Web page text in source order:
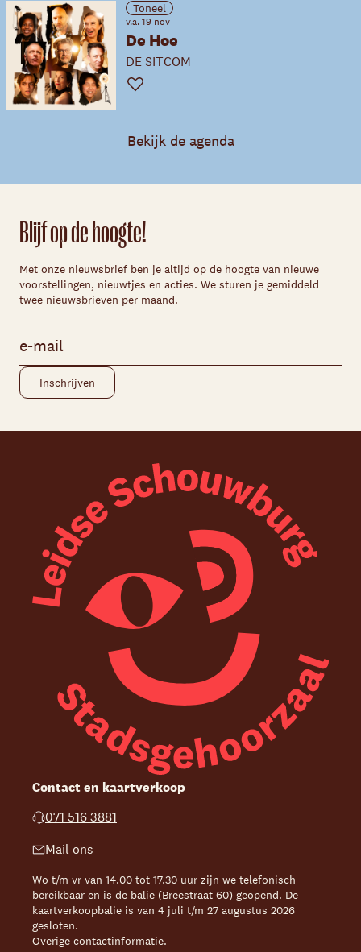
Toneel
v.a. 19 nov
De Hoe
DE SITCOM
Favoriet
Bekijk de agenda
Blijf op de hoogte!
Met onze nieuwsbrief ben je altijd op de hoogte van nieuwe
voorstellingen, nieuwtjes en acties. We sturen je gemiddeld
twee nieuwsbrieven per maand.
Contact en kaartverkoop
071 516 3881
Mail ons
Wo t/m vr van 14.00 tot 17.30 uur zijn we telefonisch
bereikbaar en is de balie (Breestraat 60) geopend. De
kaartverkoopbalie is van 4 juli t/m 27 augustus 2026
gesloten.
Overige contactinformatie.